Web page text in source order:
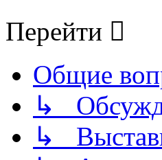
Перейти
Общие
↳
↳